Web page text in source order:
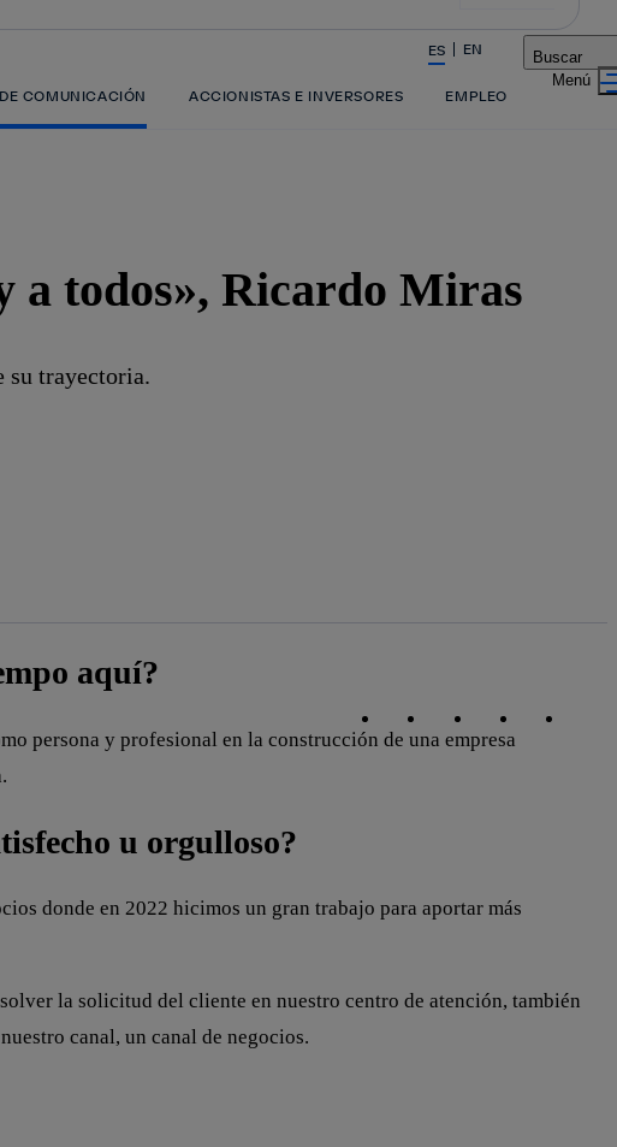
La acción en accionistas e inversores
ES EN Buscar
COMUNICACIÓN ACCIONISTAS E INVERSORES EMPLEO
a todos», Ricardo Miras
su trayectoria.
aquí?
persona y profesional en la construcción de una empresa
u orgulloso?
donde en 2022 hicimos un gran trabajo para aportar más
la solicitud del cliente en nuestro centro de atención, también
canal, un canal de negocios.